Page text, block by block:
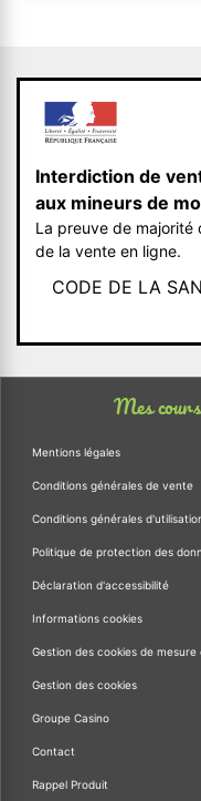
Interdiction de
aux mineurs de
La preuve de majorité
de la vente en ligne.
CODE DE LA
Mes
Mentions légales
Conditions générales de vente
Conditions générales
Politique de protection des
Déclaration d'accessibilité
Informations cookies
Gestion des cookies de mesure
Gestion des cookies
Groupe Casino
Contact
Rappel Produit